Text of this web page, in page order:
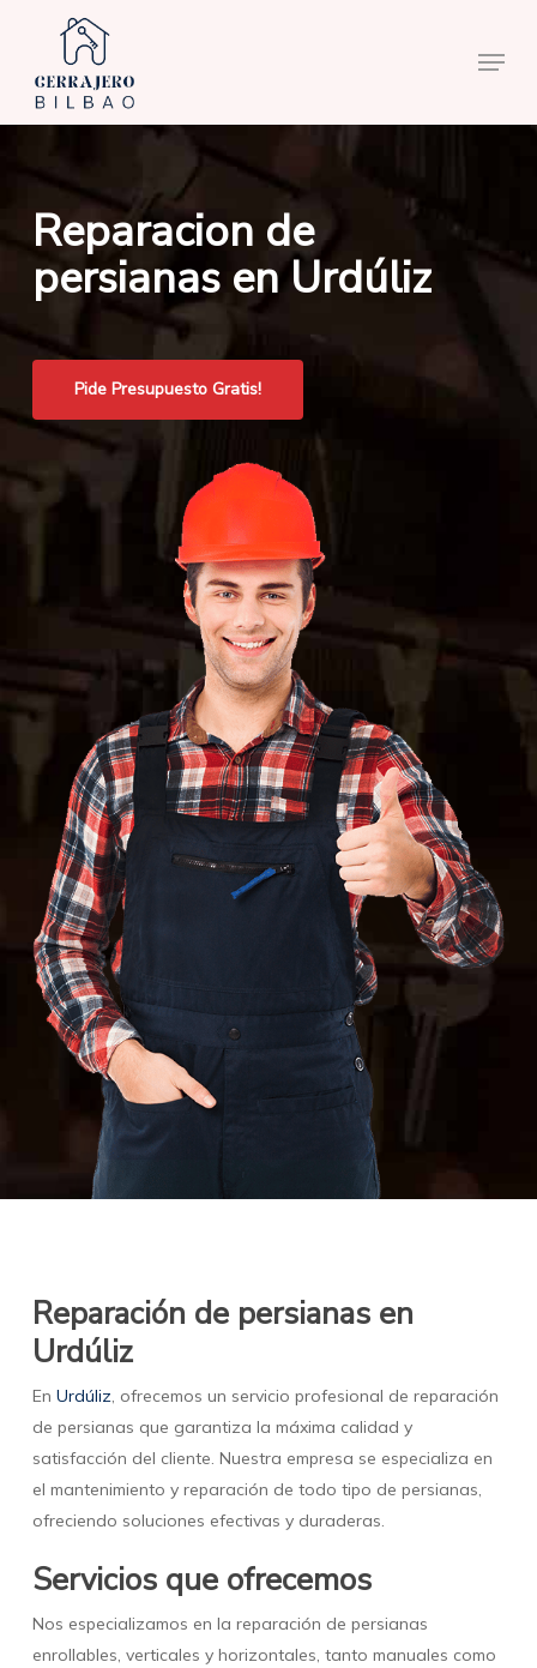
main
content
Menu
Reparacion de
persianas en Urdúliz
Pide Presupuesto Gratis!
Reparación de persianas en
Urdúliz
En Urdúliz, ofrecemos un servicio profesional de reparación
de persianas que garantiza la máxima calidad y
satisfacción del cliente. Nuestra empresa se especializa en
el mantenimiento y reparación de todo tipo de persianas,
ofreciendo soluciones efectivas y duraderas.
Servicios que ofrecemos
Nos especializamos en la reparación de persianas
enrollables, verticales y horizontales, tanto manuales como